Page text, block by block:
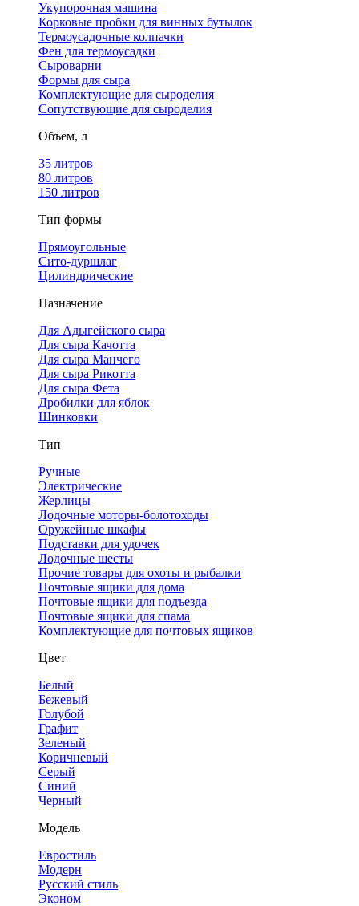
Укупорочная машина
Корковые пробки для винных бутылок
Термоусадочные колпачки
Фен для термоусадки
Сыроварни
Формы для сыра
Комплектующие для сыроделия
Сопутствующие для сыроделия
Объем, л
35 литров
80 литров
150 литров
Тип формы
Прямоугольные
Сито-дуршлаг
Цилиндрические
Назначение
Для Адыгейского сыра
Для сыра Качотта
Для сыра Манчего
Для сыра Рикотта
Для сыра Фета
Дробилки для яблок
Шинковки
Тип
Ручные
Электрические
Жерлицы
Лодочные моторы-болотоходы
Оружейные шкафы
Подставки для удочек
Лодочные шесты
Прочие товары для охоты и рыбалки
Почтовые ящики для дома
Почтовые ящики для подъезда
Почтовые ящики для спама
Комплектующие для почтовых ящиков
Цвет
Белый
Бежевый
Голубой
Графит
Зеленый
Коричневый
Серый
Синий
Черный
Модель
Евростиль
Модерн
Русский стиль
Эконом